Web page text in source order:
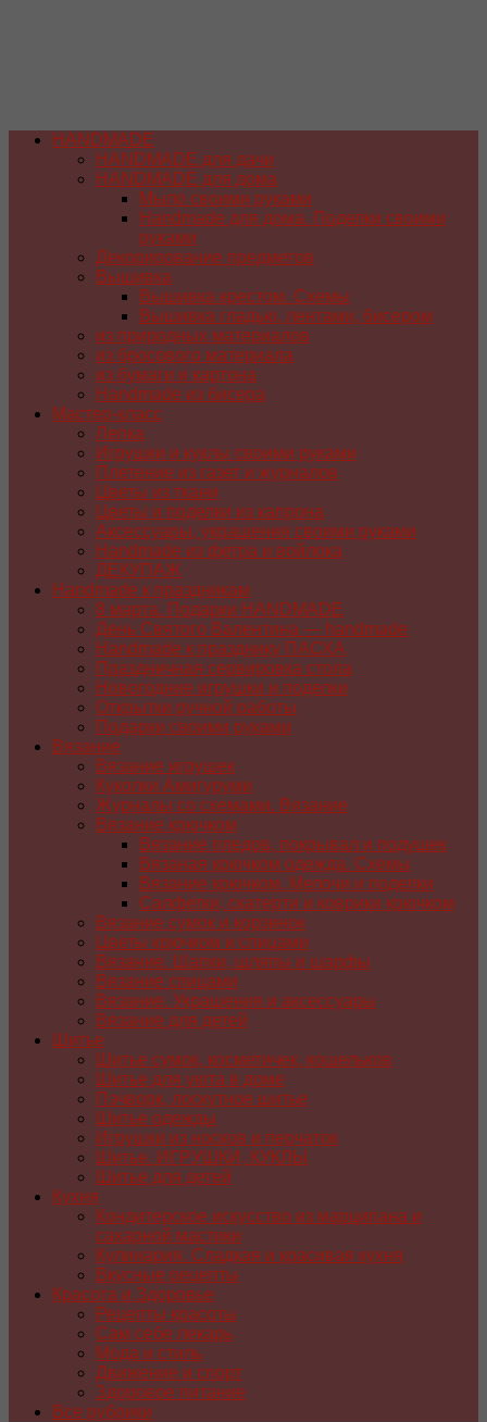
HANDMADE
HANDMADE для дачи
HANDMADE для дома
Мыло своими руками
Handmade для дома. Поделки своими
руками
Декорирование предметов
Вышивка
Вышивка крестом. Схемы
Вышивка гладью, лентами, бисером
из природных материалов
из бросового материала
из бумаги и картона
Handmade из бисера
Мастер-класс
Лепка
Игрушки и куклы своими руками
Плетение из газет и журналов
Цветы из ткани
Цветы и поделки из капрона
Аксессуары, украшения своими руками
Handmade из фетра и войлока
ДЕКУПАЖ
Handmade к праздникам
8 марта. Подарки HANDMADE
День Святого Валентина — handmade
Handmade к празднику ПАСХA
Праздничная сервировка стола
Новогодние игрушки и поделки
Открытки ручной работы
Подарки своими руками
Вязание
Вязание игрушек
Куколки Амигуруми
Журналы со схемами. Вязание
Вязание крючком
Вязание пледов, покрывал и подушек
Вязаная крючком одежда. Схемы
Вязание крючком. Мелочи и поделки
Салфетки, скатерти и коврики крючком
Вязание сумок и корзинок
Цветы крючком и спицами
Вязание. Шапки, шляпы и шарфы
Вязание спицами
Вязание. Украшения и аксессуары
Вязание для детей
Шитье
Шитье сумок, косметичек, кошельков
Шитье для уюта в доме
Пэчворк, лоскутное шитье
Шитье одежды
Игрушки из носков и перчаток
Шитье. ИГРУШКИ, КУКЛЫ
Шитье для детей
Кухня
Кондитерское искусство из марципана и
сахарной мастики
Кулинария. Сладкая и красивая кухня
Вкусные рецепты
Красота и Здоровье
Рецепты красоты
Сам себе лекарь
Мода и стиль
Движение и спорт
Здоровое питание
Все рубрики